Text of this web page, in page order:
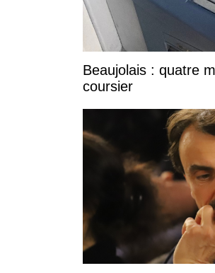
Beaujolais : quatre
coursier